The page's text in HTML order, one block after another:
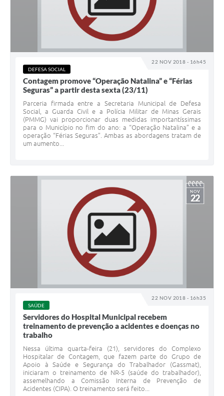
22 NOV 2018 - 16h45
DEFESA SOCIAL
Contagem promove “Operação Natalina” e “Férias
Seguras” a partir desta sexta (23/11)
Parceria firmada entre a Secretaria Municipal de Defesa
Social, a Guarda Civil e a Polícia Militar de Minas Gerais
(PMMG) vai proporcionar duas medidas importantíssimas
para o Município no fim do ano: a “Operação Natalina” e a
operação “Férias Seguras”. Ambas as abordagens tratam de
um aumento...
22 NOV 2018 - 16h35
NOV
22
SAÚDE
Servidores do Hospital Municipal recebem
treinamento de prevenção a acidentes e doenças no
trabalho
Nessa última quarta-feira (21), servidores do Complexo
Hospitalar de Contagem, que fazem parte do Grupo de
Apoio à Saúde e Segurança do Trabalhador (Gassmat),
iniciaram o treinamento de NR-5 (saúde do trabalhador),
assemelhando a Comissão Interna de Prevenção de
Acidentes (CIPA). O treinamento será feito...